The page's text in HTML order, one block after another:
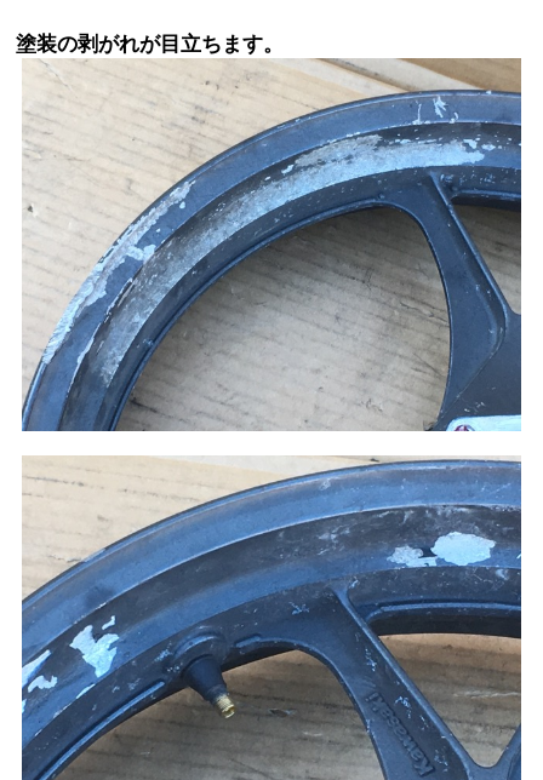
塗装の剥がれが目立ちます。